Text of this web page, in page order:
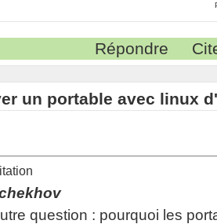
Répondre
un portable avec linux
question : pourquoi les